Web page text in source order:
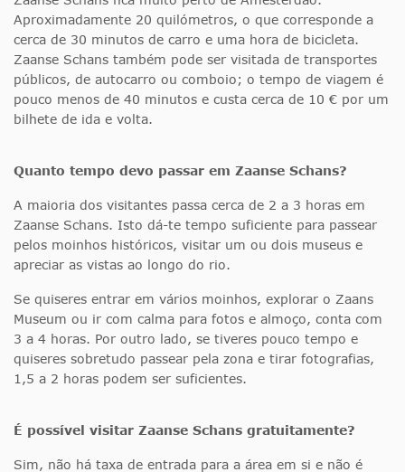
Aproximadamente 20 quilómetros, o que corresponde a
cerca de 30 minutos de carro e uma hora de bicicleta.
Zaanse Schans também pode ser visitada de transportes
públicos, de autocarro ou comboio; o tempo de viagem é
pouco menos de 40 minutos e custa cerca de 10 € por um
bilhete de ida e volta.
Quanto tempo devo passar em Zaanse Schans?
A maioria dos visitantes passa cerca de 2 a 3 horas em
Zaanse Schans. Isto dá-te tempo suficiente para passear
pelos moinhos históricos, visitar um ou dois museus e
apreciar as vistas ao longo do rio.
Se quiseres entrar em vários moinhos, explorar o Zaans
Museum ou ir com calma para fotos e almoço, conta com
3 a 4 horas. Por outro lado, se tiveres pouco tempo e
quiseres sobretudo passear pela zona e tirar fotografias,
1,5 a 2 horas podem ser suficientes.
É possível visitar Zaanse Schans gratuitamente?
Sim, não há taxa de entrada para a área em si e não é